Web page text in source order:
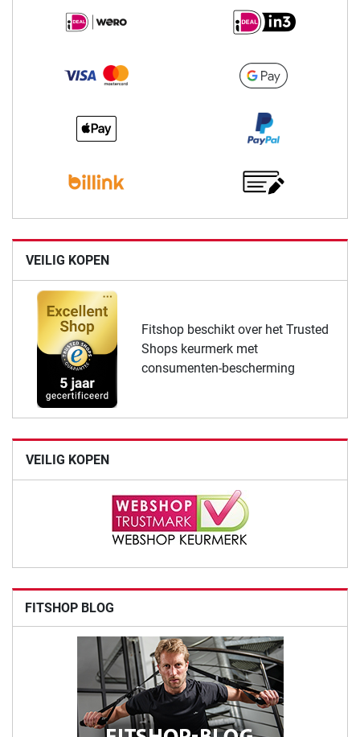
VEILIG KOPEN
Fitshop beschikt over het Trusted
Shops keurmerk met
consumenten-bescherming
VEILIG KOPEN
FITSHOP BLOG